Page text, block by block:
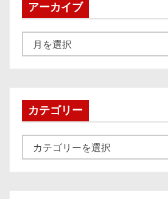
アーカイブ
ー
ブカテゴリー
テ